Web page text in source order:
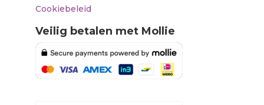
Cookiebeleid
Veilig betalen met Mollie